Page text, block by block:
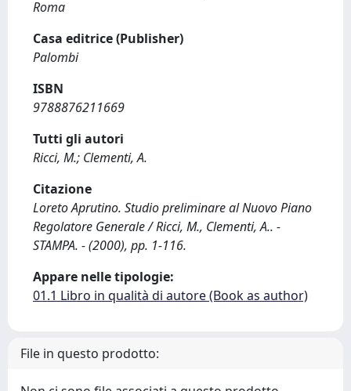
Roma
Casa editrice (Publisher)
Palombi
ISBN
9788876211669
Tutti gli autori
Ricci, M.; Clementi, A.
Citazione
Loreto Aprutino. Studio preliminare al Nuovo Piano
Regolatore Generale / Ricci, M., Clementi, A.. -
STAMPA. - (2000), pp. 1-116.
Appare nelle tipologie:
01.1 Libro in qualità di autore (Book as author)
File in questo prodotto: